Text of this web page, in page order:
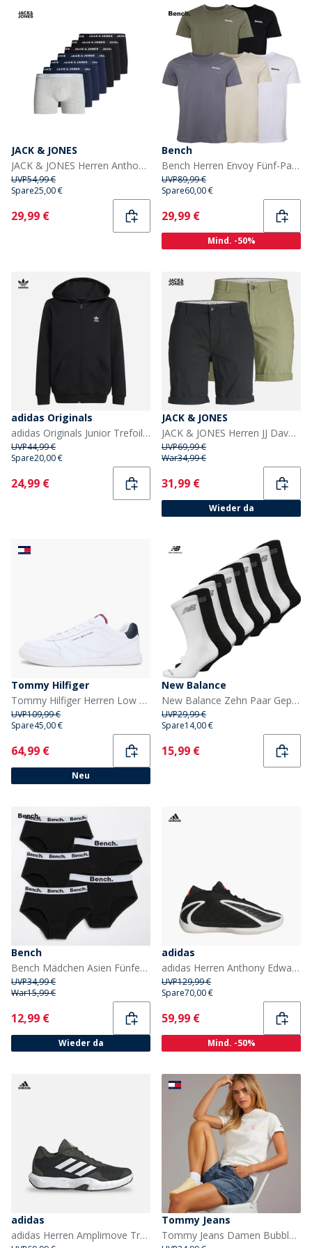
JACK & JONES
JACK & JONES Herren Anthony 7er-Pack Unterhosen Schwarz/Schwarz/Schwarz/Marine/Marine/Marine/Hellgrau Melange
UVP54,99 €
Spare25,00 €
Current
29,99 €
Bench
Bench Herren Envoy Fünf-Pack T-Shirts Schwarz/Hell Khaki/Weiß/Stein/Stahlgrau
UVP89,99 €
Spare60,00 €
Current
29,99 €
Mind. -50%
adidas Originals
adidas Originals Junior Trefoil Loose Fit Full Zip Hoodie Schwarz
UVP44,99 €
Spare20,00 €
Current
24,99 €
JACK & JONES
JACK & JONES Herren JJ Dave Zweierpack Chino Shorts Schwarz / Tiefes Flechten Grün
UVP69,99 €
War34,99 €
Current
31,99 €
Wieder da
Tommy Hilfiger
Tommy Hilfiger Herren Low Pro Leder Turnschuhe Weiß
UVP109,99 €
Spare45,00 €
Current
64,99 €
Neu
New Balance
New Balance Zehn Paar Gepolsterte Socken mit Knöchelbund Schwarz/Weiß
UVP29,99 €
Spare14,00 €
Current
15,99 €
Bench
Bench Mädchen Asien Fünfer-Pack Slips Schwarz
UVP34,99 €
War15,99 €
Current
12,99 €
Wieder da
adidas
adidas Herren Anthony Edwards 2 Basketball Turnschuhe Core Black/Zero Metalic/Lucid Red
UVP129,99 €
Spare70,00 €
Current
59,99 €
Mind. -50%
adidas
adidas Herren Amplimove Trainingsschuhe Night Cargo/Footwear White/Night Cargo
Tommy Jeans
Tommy Jeans Damen Bubble T Shirt Ecru